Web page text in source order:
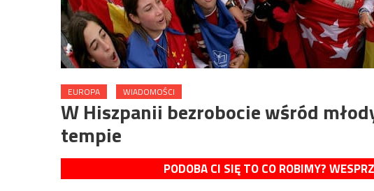
EUROPA WIADOMOŚCI
W Hiszpanii bezrobocie wśród
tempie
PODOBA CI SIĘ TO CO ROBIMY?